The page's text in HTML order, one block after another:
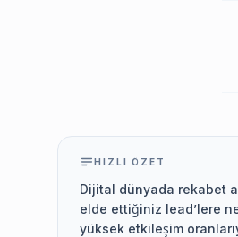
HIZLI ÖZET
Dijital dünyada rekabet
elde ettiğiniz lead’lere
yüksek etkileşim